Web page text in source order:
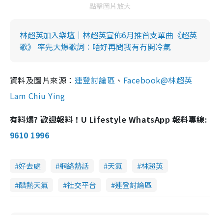
點擊圖片放大
林超英加入樂壇｜林超英宣佈6月推首支單曲《超英
歌》 率先大爆歌詞︰唔好再問我有冇開冷氣
資料及圖片來源： 連登討論區 、 Facebook@林超英
Lam Chiu Ying
有料爆? 歡迎報料！U Lifestyle WhatsApp 報料專線:
9610 1996
好去處 網絡熱話 天氣
林超英
酷熱天氣
社交平台 連登討論區